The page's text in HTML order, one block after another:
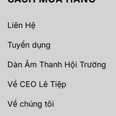
Liên Hệ
Tuyển dụng
Dàn Âm Thanh Hội Trường
Về CEO Lê Tiệp
Về chúng tôi